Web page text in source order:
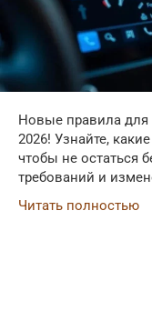
Новые правила для
2026! Узнайте,
чтобы не остаться
требований и
Читать полностью